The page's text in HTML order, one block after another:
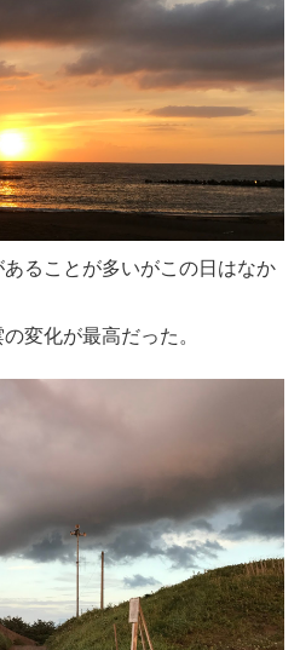
ることが多いがこの日はなか
変化が最高だった。